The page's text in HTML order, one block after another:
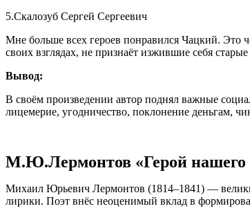
5.Скалозуб Сергей Сергеевич
Мне больше всех героев понравился Чацкий. Это
своих взглядах, не признаёт изжившие себя
Вывод:
В своём произведении автор поднял важные
лицемерие, угодничество, поклонение деньгам,
М.Ю.Лермонтов «Герой нашего
Михаил Юрьевич Лермонтов (1814–1841) —
лирики. Поэт внёс неоценимый вклад в